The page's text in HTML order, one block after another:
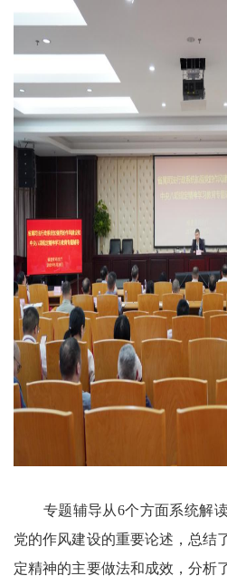
专题辅导从6个方面系统解读
党的作风建设的重要论述，总结
定精神的主要做法和成效，分析